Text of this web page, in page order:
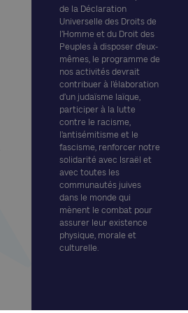
de la Déclaration
Universelle des Droits de
l’Homme et du Droit des
Peuples à disposer d’eux-
mêmes, le programme de
nos activités devrait
contribuer à l’élaboration
d’un judaïsme laïque,
participer à la lutte
contre le racisme,
l’antisémitisme et le
fascisme, renforcer notre
solidarité avec Israël et
avec toutes les
communautés juives
dans le monde qui
mènent le combat pour
assurer leur existence
physique, morale et
culturelle.